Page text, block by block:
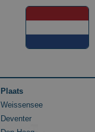
Plaats
Weissensee
Deventer